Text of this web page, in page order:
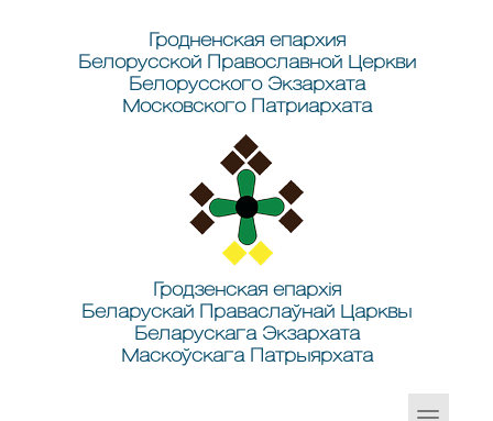
Гродненская епархия
Белорусской Православной Церкви
Белорусского Экзархата
Московского Патриархата
Гродзенская епархія
Беларускай Праваслаўнай Царквы
Беларускага Экзархата
Маскоўскага Патрыярхата